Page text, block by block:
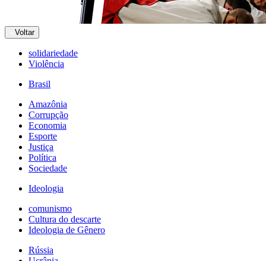
Voltar
solidariedade
Violência
Brasil
Amazônia
Corrupção
Economia
Esporte
Justiça
Política
Sociedade
Ideologia
comunismo
Cultura do descarte
Ideologia de Gênero
Rússia